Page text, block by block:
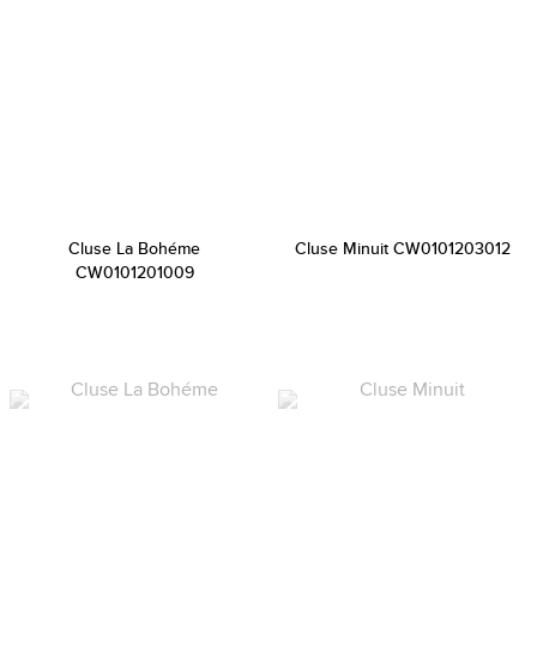
Cluse La Bohéme
CW0101201009
Cluse Minuit CW0101203012